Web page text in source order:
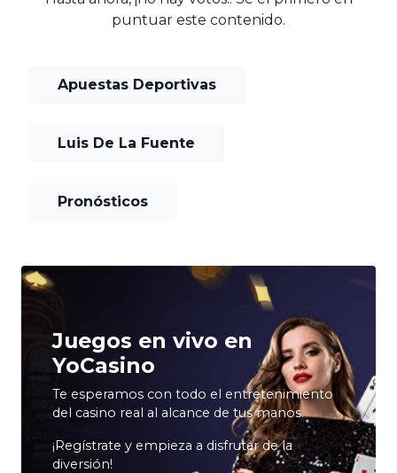
puntuar este contenido.
Apuestas Deportivas
Luis De La Fuente
Pronósticos
Juegos en vivo en
YoCasino
Te esperamos con todo el entretenimiento
del casino real al alcance de tus manos.
¡Regístrate y empieza a disfrutar de la
diversión!